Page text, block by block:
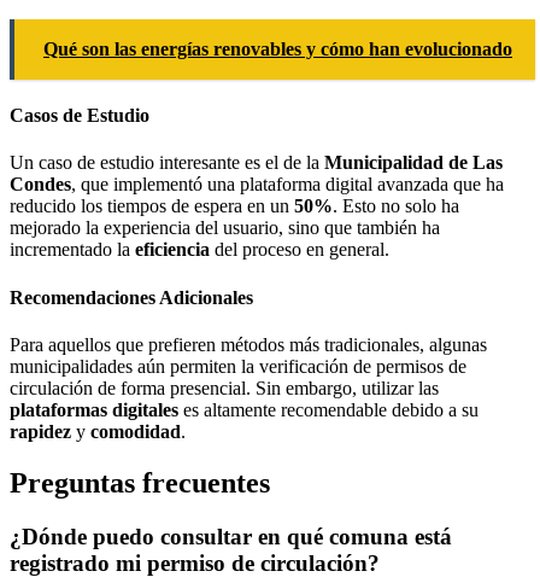
Qué son las energías renovables y cómo han evolucionado
Casos de Estudio
Un caso de estudio interesante es el de la Municipalidad de Las
Condes, que implementó una plataforma digital avanzada que ha
reducido los tiempos de espera en un 50%. Esto no solo ha
mejorado la experiencia del usuario, sino que también ha
incrementado la eficiencia del proceso en general.
Recomendaciones Adicionales
Para aquellos que prefieren métodos más tradicionales, algunas
municipalidades aún permiten la verificación de permisos de
circulación de forma presencial. Sin embargo, utilizar las
plataformas digitales es altamente recomendable debido a su
rapidez y comodidad.
Preguntas frecuentes
¿Dónde puedo consultar en qué comuna está
registrado mi permiso de circulación?